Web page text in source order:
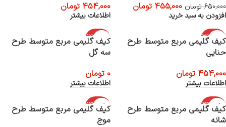
650,000 تومان 455,000 تومان
افزودن به سبد خرید
454,000 تومان
اطلاعات بیشتر
اتمام موجود
ی
کیف گلیمی مربع متوسط طرح
حنایی
454,000 تومان
اطلاعات بیشتر
اتمام موجود
ی
کیف گلیمی مربع متوسط طرح
سه گل
0 تومان
اطلاعات بیشتر
اتمام موجود
ی
کیف گلیمی مربع متوسط طرح
شانه
اتمام موجود
ی
کیف گلیمی مربع متوسط طرح
موج